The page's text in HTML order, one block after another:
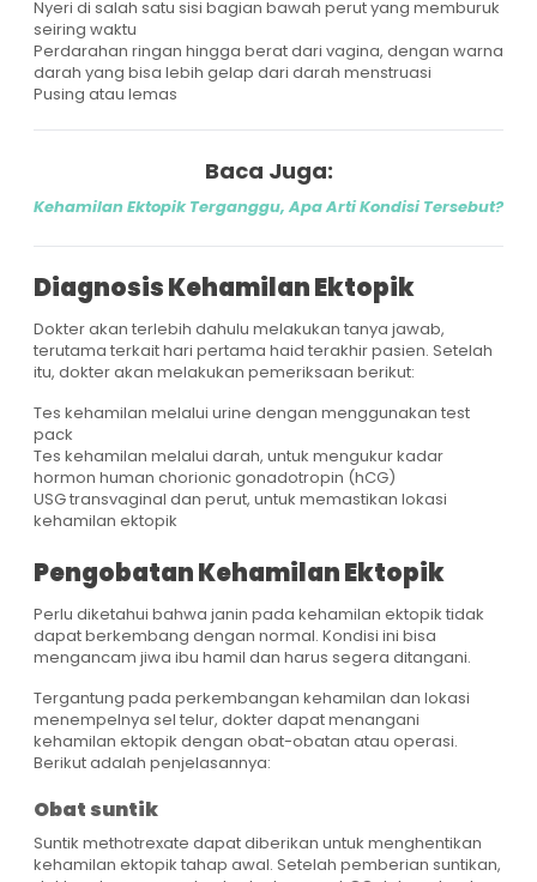
Nyeri di salah satu sisi bagian bawah perut yang memburuk
seiring waktu
Perdarahan ringan hingga berat dari vagina, dengan warna
darah yang bisa lebih gelap dari darah menstruasi
Pusing atau lemas
Baca Juga:
Kehamilan Ektopik Terganggu, Apa Arti Kondisi Tersebut?
Diagnosis Kehamilan Ektopik
Dokter akan terlebih dahulu melakukan tanya jawab,
terutama terkait hari pertama haid terakhir pasien. Setelah
itu, dokter akan melakukan pemeriksaan berikut:
Tes kehamilan melalui urine dengan menggunakan test
pack
Tes kehamilan melalui darah, untuk mengukur kadar
hormon human chorionic gonadotropin (hCG)
USG transvaginal dan perut, untuk memastikan lokasi
kehamilan ektopik
Pengobatan Kehamilan Ektopik
Perlu diketahui bahwa janin pada kehamilan ektopik tidak
dapat berkembang dengan normal. Kondisi ini bisa
mengancam jiwa ibu hamil dan harus segera ditangani.
Tergantung pada perkembangan kehamilan dan lokasi
menempelnya sel telur, dokter dapat menangani
kehamilan ektopik dengan obat-obatan atau operasi.
Berikut adalah penjelasannya:
Obat suntik
Suntik methotrexate dapat diberikan untuk menghentikan
kehamilan ektopik tahap awal. Setelah pemberian suntikan,